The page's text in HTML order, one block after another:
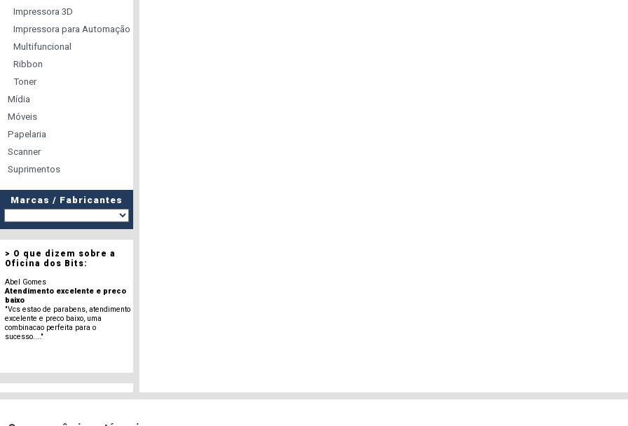
Impressora 3D
Impressora para Automação
Multifuncional
Ribbon
Toner
Mídia
Móveis
Papelaria
Scanner
Suprimentos
Marcas / Fabricantes
> O que dizem sobre a
Oficina dos Bits:
Abel Gomes
Atendimento excelente e preco
baixo
"Vcs estao de parabens, atendimento
excelente e preco baixo, uma
combinacao perfeita para o
sucesso...."